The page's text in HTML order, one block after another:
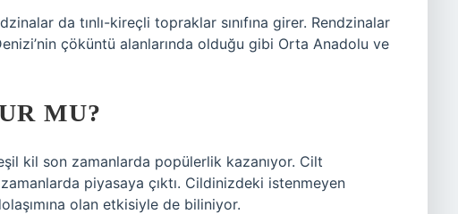
da tınlı-kireçli topraklar sınıfına girer. Rendzinalar
çöküntü alanlarında olduğu gibi Orta Anadolu ve
MU?
kil son zamanlarda popülerlik kazanıyor. Cilt
piyasaya çıktı. Cildinizdeki istenmeyen
olan etkisiyle de biliniyor.